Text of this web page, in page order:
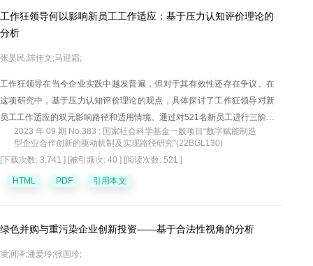
工作狂领导何以影响新员工工作适应：基于压力认知评价理论的
分析
张昊民;陈佳文;马迎霜;
工作狂领导在当今企业实践中越发普遍，但对于其有效性还存在争议。在
这项研究中，基于压力认知评价理论的观点，具体探讨了工作狂领导对新
员工工作适应的双元影响路径和适用情境。通过对521名新员工进行三阶段
的问卷调查，研究结果显示：工作狂领导会激发新员工工作重塑行为，促
离感之间的关系，还调节了工作重塑和工作疏离感的中介作用。本研究揭
2023 年 09 期 No.383 ; 国家社会科学基金一般项目“数字赋能制造
型企业合作创新的驱动机制及实现路径研究”(22BGL130)
[下载次数: 3,741 ] [被引频次: 40 ] [阅读次数: 521 ]
HTML PDF 引用本文
绿色并购与重污染企业创新投资——基于合法性视角的分析
凌润泽;潘爱玲;张国珍;